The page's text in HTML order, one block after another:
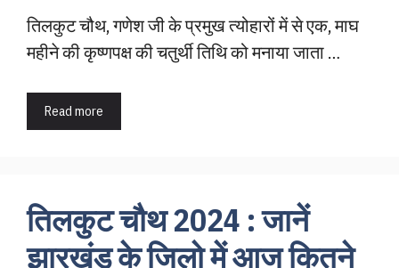
तिलकुट चौथ, गणेश जी के प्रमुख त्योहारों में से एक, माघ
महीने की कृष्णपक्ष की चतुर्थी तिथि को मनाया जाता …
Read more
तिलकुट चौथ 2024 : जानें
झारखंड के जिलो में आज कितने